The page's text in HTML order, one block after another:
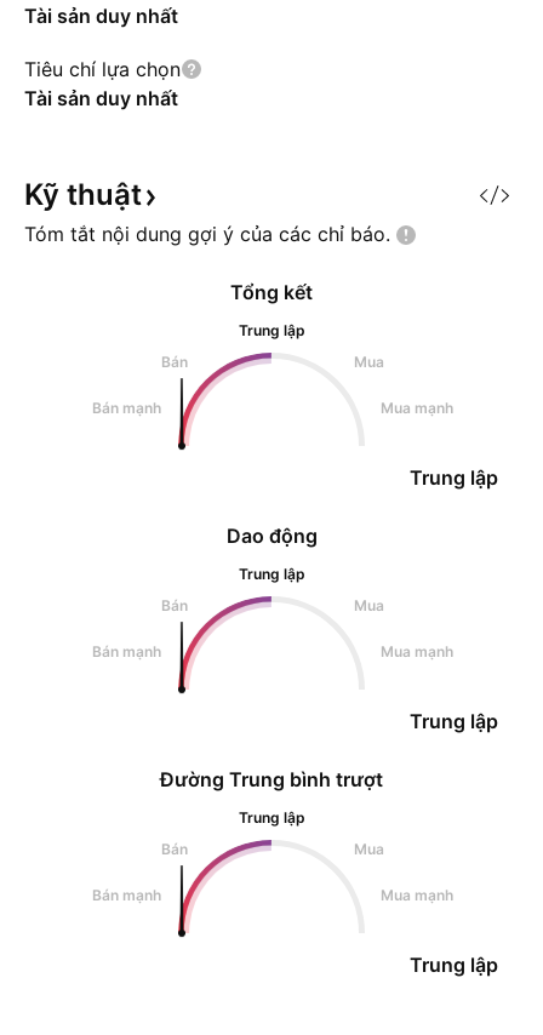
Tài sản duy nhất
Tiêu chí lựa chọn
Tài sản duy nhất
Kỹ thuật
Tóm tắt nội dung gợi ý của các chỉ báo.
Dao động
Trung lập
Bán
Mua
Bán mạnh Mua mạnh
Trung lập
Tổng kết
Trung lập
Bán
Mua
Bán mạnh Mua mạnh
Trung lập
Đường Trung bình trượt
Trung lập
Bán
Mua
Bán mạnh Mua mạnh
Trung lập